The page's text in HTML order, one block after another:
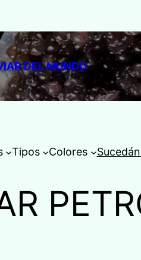
DEL MUNDO
Tipos Colores